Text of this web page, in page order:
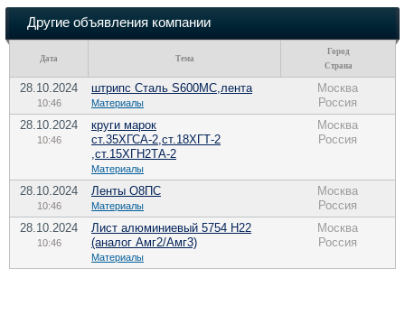
Другие объявления компании
Дата Тема
Город
Страна
28.10.2024
10:46
штрипс Сталь S600МС,лента
Материалы
Москва
Россия
28.10.2024
10:46
круги марок
ст.35ХГСА-2,ст.18ХГТ-2
,ст.15ХГН2ТА-2
Материалы
Москва
Россия
28.10.2024
10:46
Ленты О8ПС
Материалы
Москва
Россия
28.10.2024
10:46
Лист алюминиевый 5754 Н22
(аналог Амг2/Амг3)
Материалы
Москва
Россия